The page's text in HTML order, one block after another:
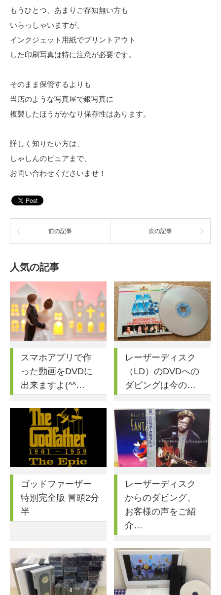
もうひとつ、あまりご存知無い方も
いらっしゃいますが、
インクジェット用紙でプリントアウト
した印刷写真は特に注意が必要です。
そのまま保管するよりも
当店のような写真屋で銀写真に
複製したほうがかなり保存性はあります。
詳しく知りたい方は、
しゃしんのピュアまで、
お問い合わせくださいませ！
前の記事 次の記事
人気の記事
スマホアプリで作
った動画をDVDに
出来ますよ(^^…
レーザーディスク
（LD）のDVDへの
ダビングは今の…
ゴッドファーザー
特別完全版 冒頭2分
半
レーザーディスク
からのダビング、
お客様の声をご紹
介…